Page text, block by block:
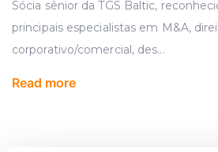
Sócia sênior da TGS Baltic,
principais especialistas em M&A,
corporativo/comercial, des...
Read more